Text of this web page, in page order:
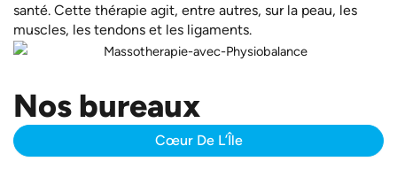
santé. Cette thérapie agit, entre autres, sur la peau, les
muscles, les tendons et les ligaments.
Nos bureaux
Cœur De L’Île